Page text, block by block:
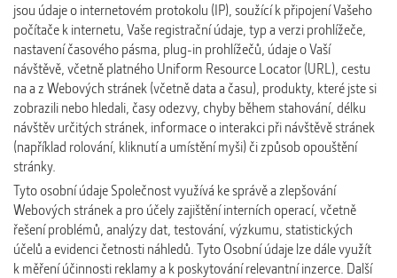
jsou údaje o internetovém protokolu (IP), soužící k připojení Vašeho
počítače k internetu, Vaše registrační údaje, typ a verzi prohlížeče,
nastavení časového pásma, plug-in prohlížečů, údaje o Vaší
návštěvě, včetně platného Uniform Resource Locator (URL), cestu
na a z Webových stránek (včetně data a času), produkty, které jste si
zobrazili nebo hledali, časy odezvy, chyby během stahování, délku
návštěv určitých stránek, informace o interakci při návštěvě stránek
(například rolování, kliknutí a umístění myši) či způsob opouštění
stránky.
Tyto osobní údaje Společnost využívá ke správě a zlepšování
Webových stránek a pro účely zajištění interních operací, včetně
řešení problémů, analýzy dat, testování, výzkumu, statistických
účelů a evidenci četnosti náhledů. Tyto Osobní údaje lze dále využít
k měření účinnosti reklamy a k poskytování relevantní inzerce. Další